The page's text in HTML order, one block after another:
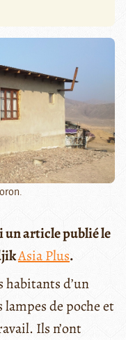
article publié le
Asia Plus.
habitants d’un
de poche et
Ils n’ont